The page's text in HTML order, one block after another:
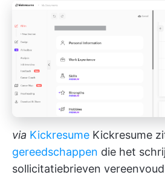
via Kickresume Kickresume
gereedschappen die het
sollicitatiebrieven